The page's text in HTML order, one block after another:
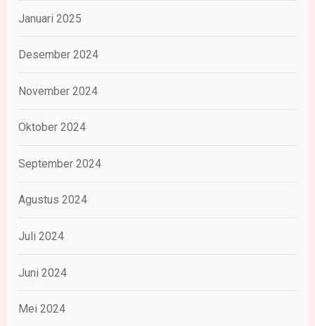
Januari 2025
Desember 2024
November 2024
Oktober 2024
September 2024
Agustus 2024
Juli 2024
Juni 2024
Mei 2024